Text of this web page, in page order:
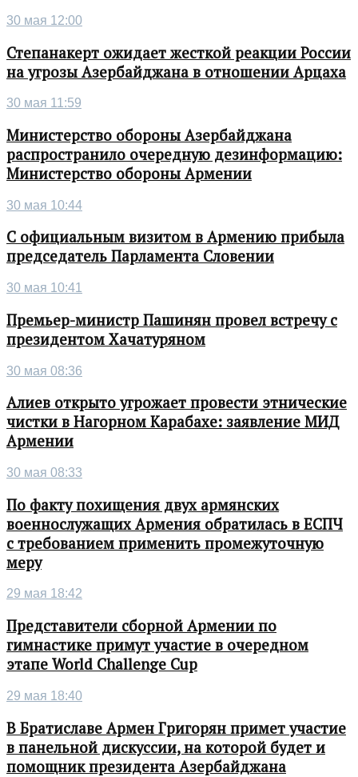
30 мая 12:00
Степанакерт ожидает жесткой реакции России
на угрозы Азербайджана в отношении Арцаха
30 мая 11:59
Министерство обороны Азербайджана
распространило очередную дезинформацию:
Министерство обороны Армении
30 мая 10:44
С официальным визитом в Армению прибыла
председатель Парламента Словении
30 мая 10:41
Премьер-министр Пашинян провел встречу с
президентом Хачатуряном
30 мая 08:36
Алиев открыто угрожает провести этнические
чистки в Нагорном Карабахе: заявление МИД
Армении
30 мая 08:33
По факту похищения двух армянских
военнослужащих Армения обратилась в ЕСПЧ
с требованием применить промежуточную
меру
29 мая 18:42
Представители сборной Армении по
гимнастике примут участие в очередном
этапе World Challenge Cup
29 мая 18:40
В Братиславе Армен Григорян примет участие
в панельной дискуссии, на которой будет и
помощник президента Азербайджана